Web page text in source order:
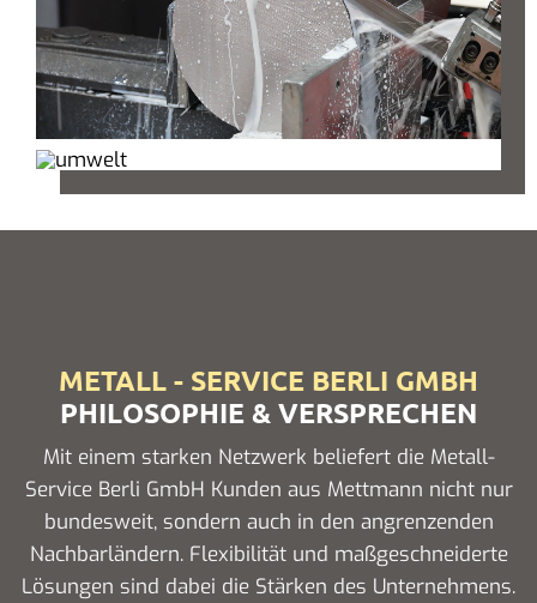
METALL - SERVICE BERLI GMBH
PHILOSOPHIE & VERSPRECHEN
Mit einem starken Netzwerk beliefert die Metall-
Service Berli GmbH Kunden aus Mettmann nicht nur
bundesweit, sondern auch in den angrenzenden
Nachbarländern. Flexibilität und maßgeschneiderte
Lösungen sind dabei die Stärken des Unternehmens.